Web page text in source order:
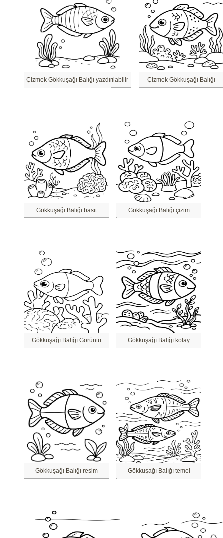
Çizmek Gökkuşağı Balığı yazdırılabilir Çizmek Gökkuşağı Balığı
Gökkuşağı Balığı basit Gökkuşağı Balığı çizim
Gökkuşağı Balığı Görüntü Gökkuşağı Balığı kolay
Gökkuşağı Balığı resim Gökkuşağı Balığı temel